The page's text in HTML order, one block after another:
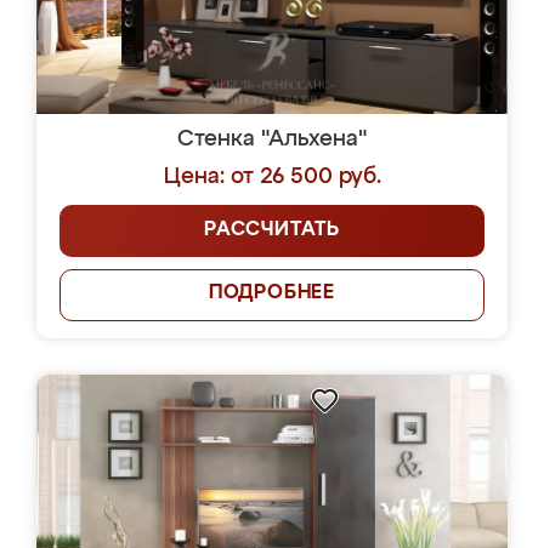
Стенка "Альхена"
Цена: от 26 500 руб.
РАССЧИТАТЬ
ПОДРОБНЕЕ